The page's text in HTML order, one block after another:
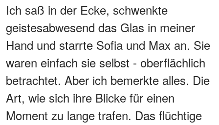
Ich saß in der Ecke, schwenkte
geistesabwesend das Glas in meiner
Hand und starrte Sofia und Max an. Sie
waren einfach sie selbst - oberflächlich
betrachtet. Aber ich bemerkte alles. Die
Art, wie sich ihre Blicke für einen
Moment zu lange trafen. Das flüchtige